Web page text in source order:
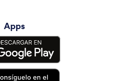
Apps